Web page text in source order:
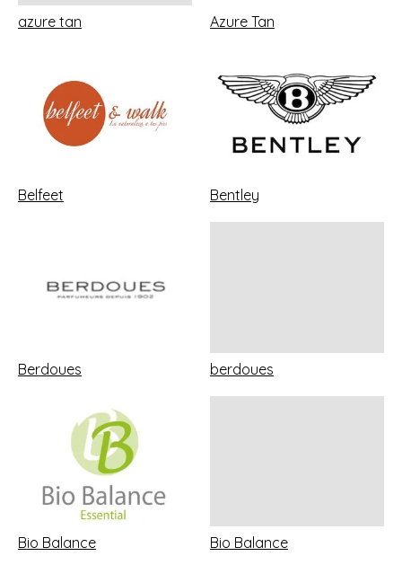
azure tan Azure Tan
Belfeet Bentley
Berdoues berdoues
Bio Balance Bio Balance